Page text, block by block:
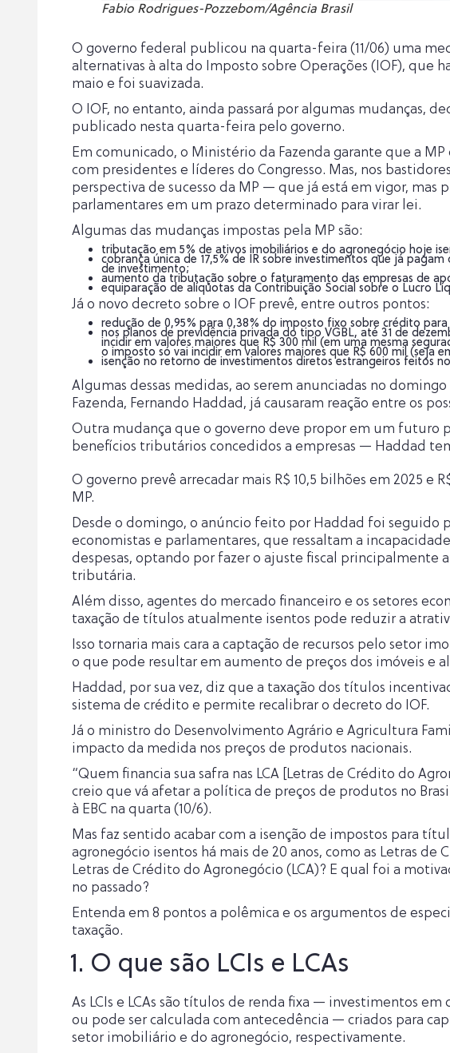
Fabio Rodrigues-Pozzebom/Agência Brasil
O governo federal publicou na quarta-feira (11/06) uma
alternativas à alta do Imposto sobre Operações (IOF), que
maio e foi suavizada.
O IOF, no entanto, ainda passará por algumas mudanças,
publicado nesta quarta-feira pelo governo.
Em comunicado, o Ministério da Fazenda garante que a
com presidentes e líderes do Congresso. Mas, nos
perspectiva de sucesso da MP — que já está em vigor, mas
parlamentares em um prazo determinado para virar lei.
Algumas das mudanças impostas pela MP são:
tributação em 5% de ativos imobiliários e do agronegócio hoje
cobrança única de 17,5% de IR sobre investimentos que já
de investimento;
aumento da tributação sobre o faturamento das empresas de
equiparação de alíquotas da Contribuição Social sobre o Lucro
Já o novo decreto sobre o IOF prevê, entre outros pontos:
redução de 0,95% para 0,38% do imposto fixo sobre crédito para
nos planos de previdência privada do tipo VGBL, até 31 de
incidir em valores maiores que R$ 300 mil (em uma mesma
o imposto só vai incidir em valores maiores que R$ 600 mil (seja
isenção no retorno de investimentos diretos estrangeiros feitos no
Algumas dessas medidas, ao serem anunciadas no
Fazenda, Fernando Haddad, já causaram reação entre os
Outra mudança que o governo deve propor em um futuro
benefícios tributários concedidos a empresas — Haddad
O governo prevê arrecadar mais R$ 10,5 bilhões em 2025 e
MP.
Desde o domingo, o anúncio feito por Haddad foi seguido
economistas e parlamentares, que ressaltam a
despesas, optando por fazer o ajuste fiscal principalmente
tributária.
Além disso, agentes do mercado financeiro e os setores
taxação de títulos atualmente isentos pode reduzir a
Isso tornaria mais cara a captação de recursos pelo setor
o que pode resultar em aumento de preços dos imóveis e
Haddad, por sua vez, diz que a taxação dos títulos
sistema de crédito e permite recalibrar o decreto do IOF.
Já o ministro do Desenvolvimento Agrário e Agricultura
impacto da medida nos preços de produtos nacionais.
“Quem financia sua safra nas LCA [Letras de Crédito do
creio que vá afetar a política de preços de produtos no
à EBC na quarta (10/6).
Mas faz sentido acabar com a isenção de impostos para
agronegócio isentos há mais de 20 anos, como as Letras de
Letras de Crédito do Agronegócio (LCA)? E qual foi a
no passado?
Entenda em 8 pontos a polêmica e os argumentos de
taxação.
1. O que são LCIs e LCAs
As LCIs e LCAs são títulos de renda fixa — investimentos
ou pode ser calculada com antecedência — criados para
setor imobiliário e do agronegócio, respectivamente.